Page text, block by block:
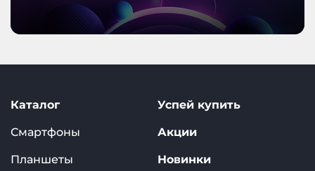
Каталог
Смартфоны
Планшеты
Успей купить
Акции
Новинки